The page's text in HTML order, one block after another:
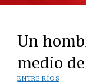
Un
medio
ENTRE RÍOS